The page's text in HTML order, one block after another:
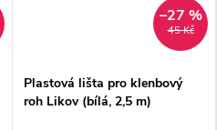
45 Kč
–27 %
Plastová lišta pro klenbový
roh Likov (bílá, 2,5 m)